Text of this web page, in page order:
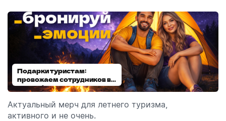
Подарки туристам:
провожаем сотрудников в
отпуск!
Актуальный мерч для летнего туризма,
активного и не очень.
Диспенсеры для мыла:
выбираем модель
Обзор автоматических диспенсеров для мыла,
которые идеально подходят для брендирования.